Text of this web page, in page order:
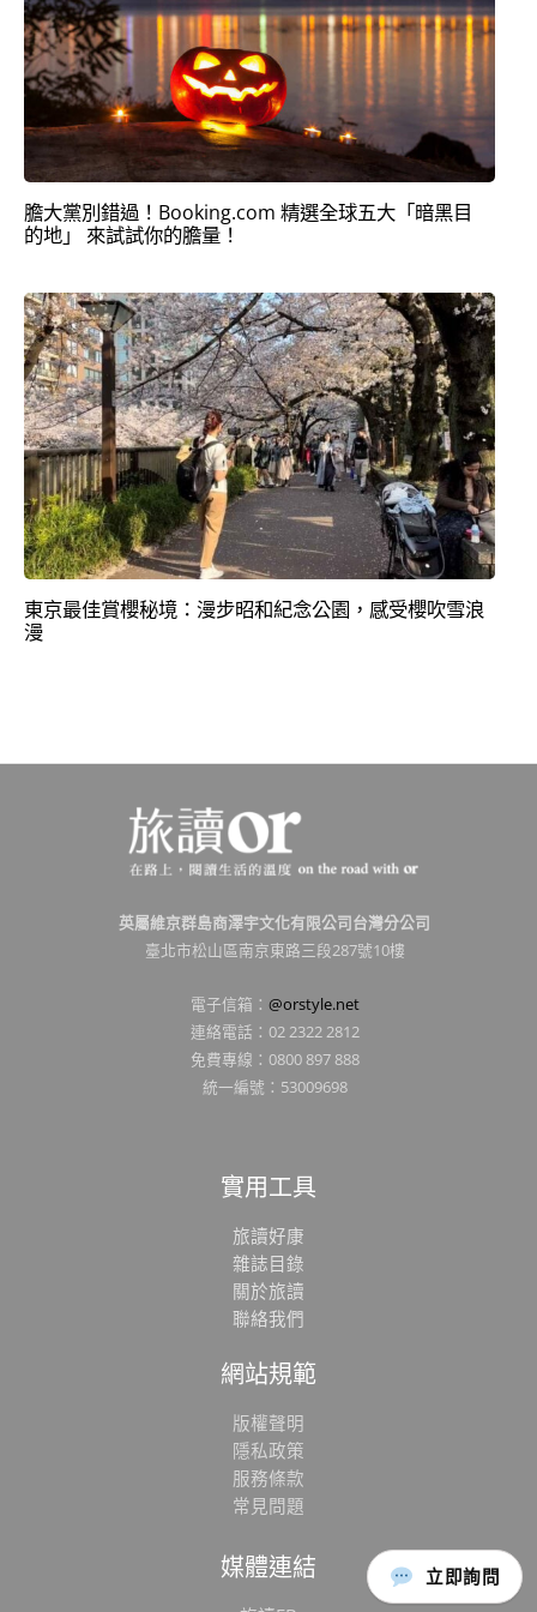
立即詢問
膽大黨別錯過！Booking.com 精選全球五大「暗黑目
的地」 來試試你的膽量！
東京最佳賞櫻秘境：漫步昭和紀念公園，感受櫻吹雪浪
漫
英屬維京群島商澤宇文化有限公司台灣分公司
臺北市松山區南京東路三段287號10樓
電子信箱： @orstyle.net
連絡電話：02 2322 2812
免費專線：0800 897 888
統一編號：53009698
實用工具
旅讀好康
雜誌目錄
關於旅讀
聯絡我們
網站規範
版權聲明
隱私政策
服務條款
常見問題
媒體連結